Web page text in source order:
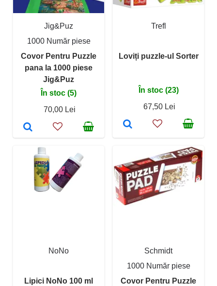
Jig&Puz
1000 Număr piese
Covor Pentru Puzzle
pana la 1000 piese
Jig&Puz
În stoc (5)
70,00 Lei
Trefl
Loviți puzzle-ul Sorter
În stoc (23)
67,50 Lei
NoNo
Lipici NoNo 100 ml
Schmidt
1000 Număr piese
Covor Pentru Puzzle